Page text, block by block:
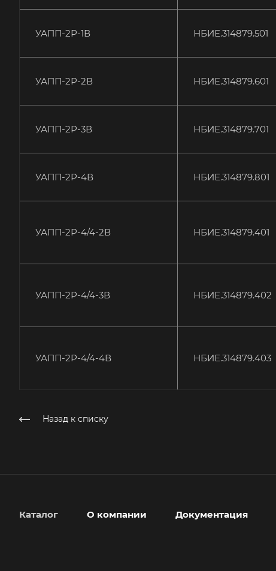
УАПП-2Р-1В НБИЕ.314879.501
УАПП-2Р-2В НБИЕ.314879.601
УАПП-2Р-3В НБИЕ.314879.701
УАПП-2Р-4В НБИЕ.314879.801
УАПП-2Р-4/4-2В НБИЕ.314879.401
УАПП-2Р-4/4-3В НБИЕ.314879.402
УАПП-2Р-4/4-4В НБИЕ.314879.403
Назад к списку
Каталог О компании Документация